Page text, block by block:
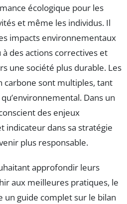
écologique pour les
et même les individus. Il
impacts environnementaux
des actions correctives et
une société plus durable. Les
carbone sont multiples, tant
Dans un
des enjeux
indicateur dans sa stratégie
plus responsable.
approfondir leurs
aux meilleures pratiques, le
un guide complet sur le bilan